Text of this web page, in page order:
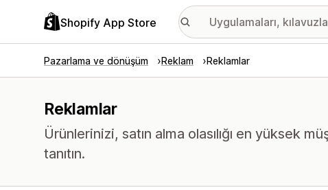
Shopify App Store
Pazarlama ve dönüşüm Reklam Reklamlar
Reklamlar
Ürünlerinizi, satın alma olasılığı en yüksek
tanıtın.